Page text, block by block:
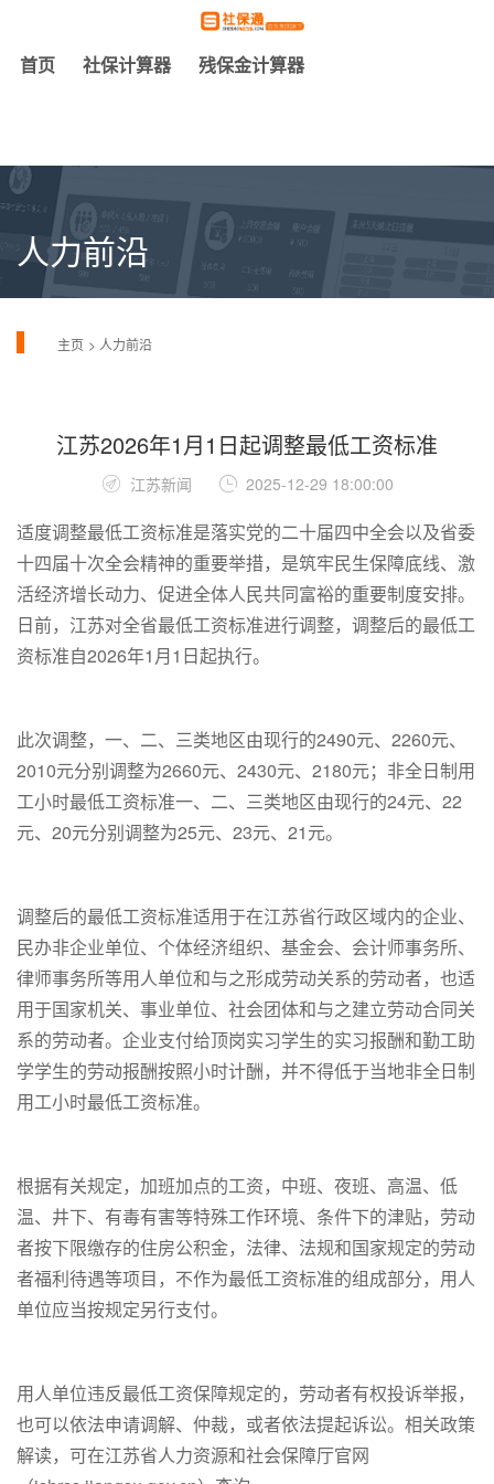
首页 社保计算器 残保金计算器
人力前沿
主页 人力前沿
江苏2026年1月1日起调整最低工资标准
江苏新闻 2025-12-29 18:00:00
适度调整最低工资标准是落实党的二十届四中全会以及省委
十四届十次全会精神的重要举措，是筑牢民生保障底线、激
活经济增长动力、促进全体人民共同富裕的重要制度安排。
日前，江苏对全省最低工资标准进行调整，调整后的最低工
资标准自2026年1月1日起执行。
此次调整，一、二、三类地区由现行的2490元、2260元、
2010元分别调整为2660元、2430元、2180元；非全日制用
工小时最低工资标准一、二、三类地区由现行的24元、22
元、20元分别调整为25元、23元、21元。
调整后的最低工资标准适用于在江苏省行政区域内的企业、
民办非企业单位、个体经济组织、基金会、会计师事务所、
律师事务所等用人单位和与之形成劳动关系的劳动者，也适
用于国家机关、事业单位、社会团体和与之建立劳动合同关
系的劳动者。企业支付给顶岗实习学生的实习报酬和勤工助
学学生的劳动报酬按照小时计酬，并不得低于当地非全日制
用工小时最低工资标准。
根据有关规定，加班加点的工资，中班、夜班、高温、低
温、井下、有毒有害等特殊工作环境、条件下的津贴，劳动
者按下限缴存的住房公积金，法律、法规和国家规定的劳动
者福利待遇等项目，不作为最低工资标准的组成部分，用人
单位应当按规定另行支付。
用人单位违反最低工资保障规定的，劳动者有权投诉举报，
也可以依法申请调解、仲裁，或者依法提起诉讼。相关政策
解读，可在江苏省人力资源和社会保障厅官网